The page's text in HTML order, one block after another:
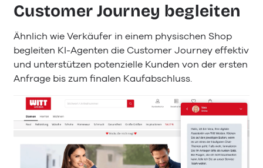
Customer Journey begleiten
Ähnlich wie Verkäufer in einem physischen Shop
begleiten KI-Agenten die Customer Journey effektiv
und unterstützen potenzielle Kunden von der ersten
Anfrage bis zum finalen Kaufabschluss.